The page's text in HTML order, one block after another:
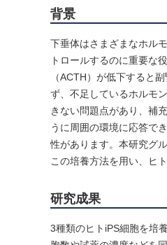
背景
下垂体はさまざまなホル
トロールするのに重要な
（ACTH）が低下すると
ず、不足しているホルモ
きない問題点があり、補
うに周囲の環境に応答で
性があります。本研究グ
この培養方法を用い、ヒ
研究成果
3種類のヒトiPS細胞を培